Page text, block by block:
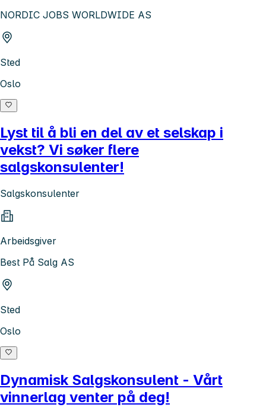
NORDIC JOBS WORLDWIDE AS
Sted
Oslo
Lyst til å bli en del av et selskap i
vekst? Vi søker flere
salgskonsulenter!
Salgskonsulenter
Arbeidsgiver
Best På Salg AS
Sted
Oslo
Dynamisk Salgskonsulent - Vårt
vinnerlag venter på deg!